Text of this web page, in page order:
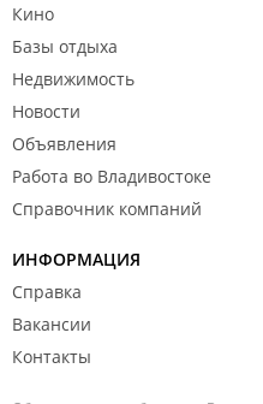
Кино
Базы отдыха
Недвижимость
Новости
Объявления
Работа во Владивостоке
Справочник компаний
ИНФОРМАЦИЯ
Справка
Вакансии
Контакты